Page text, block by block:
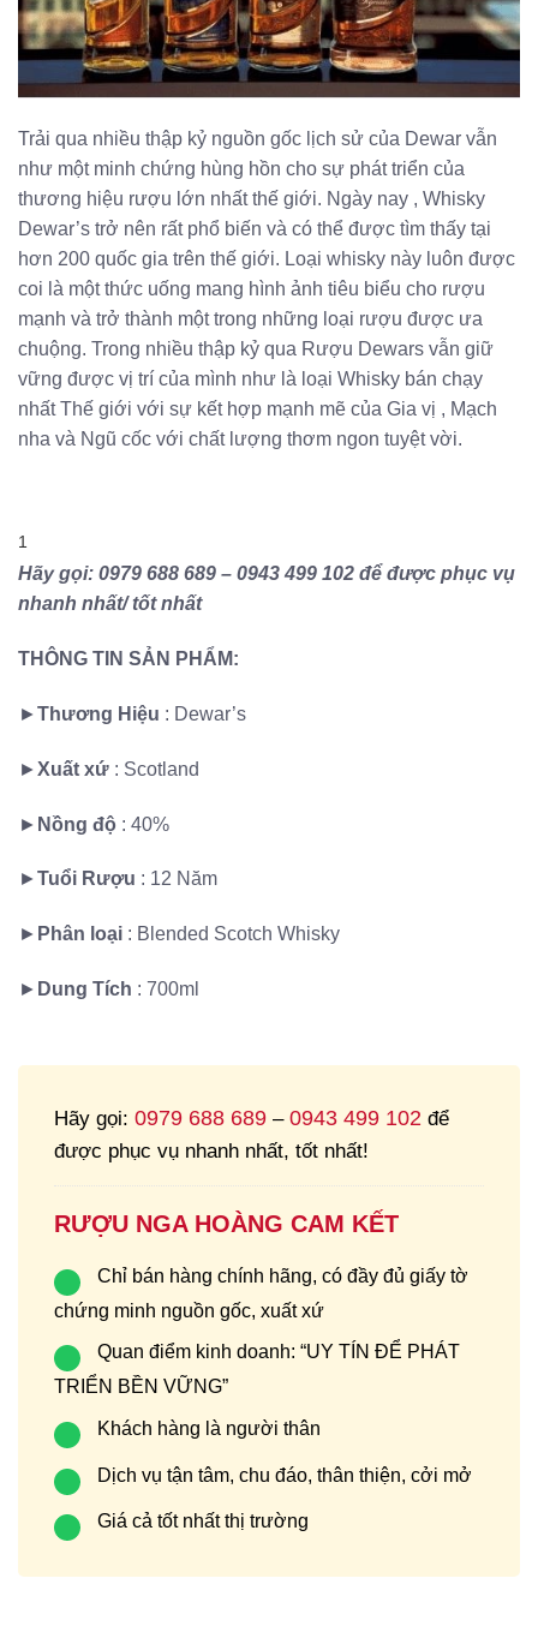
Trải qua nhiều thập kỷ nguồn gốc lịch sử của Dewar vẫn
như một minh chứng hùng hồn cho sự phát triển của
thương hiệu rượu lớn nhất thế giới. Ngày nay , Whisky
Dewar’s trở nên rất phổ biến và có thể được tìm thấy tại
hơn 200 quốc gia trên thế giới. Loại whisky này luôn được
coi là một thức uống mang hình ảnh tiêu biểu cho rượu
mạnh và trở thành một trong những loại rượu được ưa
chuộng. Trong nhiều thập kỷ qua Rượu Dewars vẫn giữ
vững được vị trí của mình như là loại Whisky bán chạy
nhất Thế giới với sự kết hợp mạnh mẽ của Gia vị , Mạch
nha và Ngũ cốc với chất lượng thơm ngon tuyệt vời.
1
Hãy gọi: 0979 688 689 – 0943 499 102 để được phục vụ
nhanh nhất/ tốt nhất
THÔNG TIN SẢN PHẨM:
► Thương Hiệu : Dewar’s
► Xuất xứ : Scotland
► Nồng độ : 40%
► Tuổi Rượu : 12 Năm
► Phân loại : Blended Scotch Whisky
► Dung Tích : 700ml
Hãy gọi: 0979 688 689 – 0943 499 102 để
được phục vụ nhanh nhất, tốt nhất!
RƯỢU NGA HOÀNG CAM KẾT
Chỉ bán hàng chính hãng, có đầy đủ giấy tờ
chứng minh nguồn gốc, xuất xứ
Quan điểm kinh doanh: “UY TÍN ĐỂ PHÁT
TRIỂN BỀN VỮNG”
Khách hàng là người thân
Dịch vụ tận tâm, chu đáo, thân thiện, cởi mở
Giá cả tốt nhất thị trường